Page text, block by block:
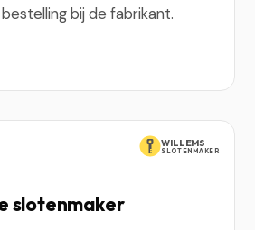
bij de fabrikant.
WILLEMS
SLOTENMAKER
slotenmaker